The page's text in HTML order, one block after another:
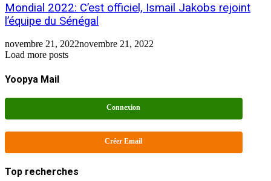
Mondial 2022: C’est officiel, Ismail Jakobs rejoint
l’équipe du Sénégal
novembre 21, 2022novembre 21, 2022
Load more posts
Yoopya Mail
Connexion
Créer Email
Top recherches